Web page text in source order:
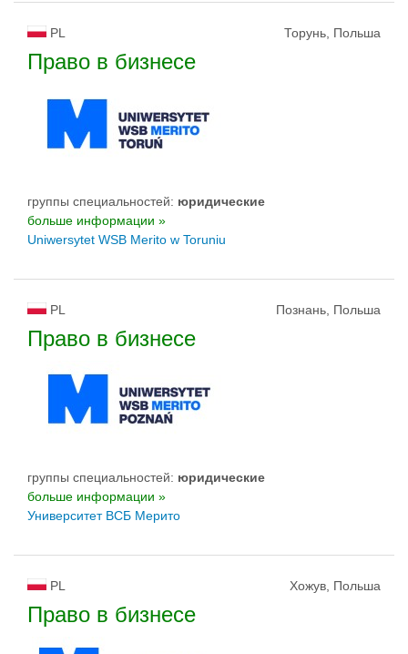
PL Торунь, Польша
Право в бизнесе
группы специальностей: юридические
больше информации »
Uniwersytet WSB Merito w Toruniu
PL Познань, Польша
Право в бизнесе
группы специальностей: юридические
больше информации »
Университет ВСБ Мерито
PL Хожув, Польша
Право в бизнесе